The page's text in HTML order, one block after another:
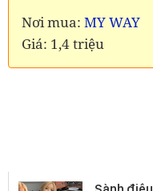
Nơi mua: MY WAY
Giá: 1,4 triệu